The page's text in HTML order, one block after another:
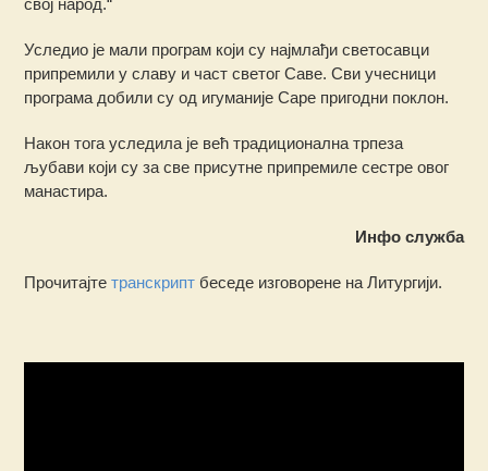
свој народ.“
Уследио је мали програм који су најмлађи светосавци
припремили у славу и част светог Саве. Сви учесници
програма добили су од игуманије Саре пригодни поклон.
Након тога уследила је већ традиционална трпеза
љубави који су за све присутне припремиле сестре овог
манастира.
Инфо служба
Прочитајтетранскрипт беседе изговорене на Литургији.